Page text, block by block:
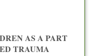
AS A PART
TRAUMA